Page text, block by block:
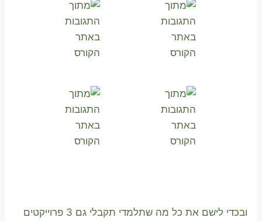
ובכדי לישם את כל מה שתלמדי תקבלי גם 3 פרוייקטים